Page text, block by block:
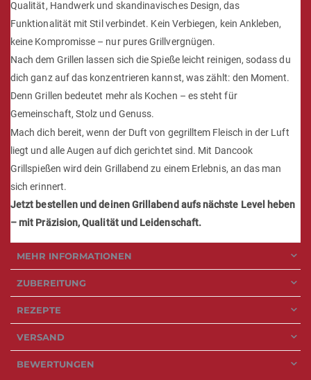
Qualität, Handwerk und skandinavisches Design, das
Funktionalität mit Stil verbindet. Kein Verbiegen, kein Ankleben,
keine Kompromisse – nur pures Grillvergnügen.
Nach dem Grillen lassen sich die Spieße leicht reinigen, sodass du
dich ganz auf das konzentrieren kannst, was zählt: den Moment.
Denn Grillen bedeutet mehr als Kochen – es steht für
Gemeinschaft, Stolz und Genuss.
Mach dich bereit, wenn der Duft von gegrilltem Fleisch in der Luft
liegt und alle Augen auf dich gerichtet sind. Mit Dancook
Grillspießen wird dein Grillabend zu einem Erlebnis, an das man
sich erinnert.
Jetzt bestellen und deinen Grillabend aufs nächste Level heben
– mit Präzision, Qualität und Leidenschaft.
MEHR INFORMATIONEN
ZUBEREITUNG
REZEPTE
VERSAND
BEWERTUNGEN